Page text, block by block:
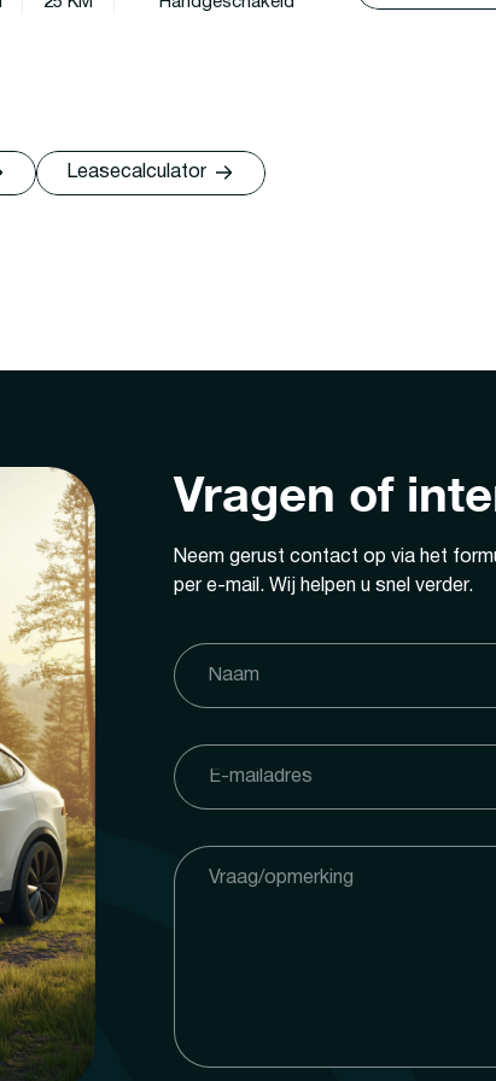
Leasecalculator
Vragen of
Neem gerust contact op via het
per e-mail. Wij helpen u snel verder.